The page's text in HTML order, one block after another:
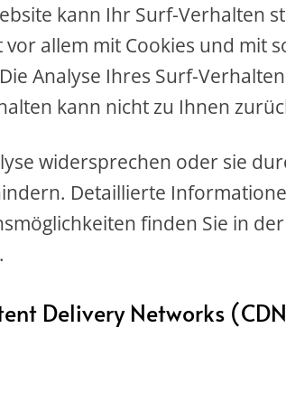
kann Ihr Surf-Verhalten
allem mit Cookies und mit
Analyse Ihres Surf-
kann nicht zu Ihnen
widersprechen oder sie
Detaillierte
finden Sie in
Delivery Networks